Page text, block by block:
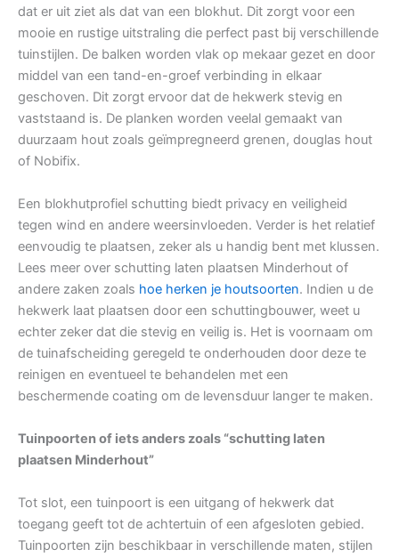
dat er uit ziet als dat van een blokhut. Dit zorgt voor een
mooie en rustige uitstraling die perfect past bij verschillende
tuinstijlen. De balken worden vlak op mekaar gezet en door
middel van een tand-en-groef verbinding in elkaar
geschoven. Dit zorgt ervoor dat de hekwerk stevig en
vaststaand is. De planken worden veelal gemaakt van
duurzaam hout zoals geïmpregneerd grenen, douglas hout
of Nobifix.
Een blokhutprofiel schutting biedt privacy en veiligheid
tegen wind en andere weersinvloeden. Verder is het relatief
eenvoudig te plaatsen, zeker als u handig bent met klussen.
Lees meer over schutting laten plaatsen Minderhout of
andere zaken zoals hoe herken je houtsoorten. Indien u de
hekwerk laat plaatsen door een schuttingbouwer, weet u
echter zeker dat die stevig en veilig is. Het is voornaam om
de tuinafscheiding geregeld te onderhouden door deze te
reinigen en eventueel te behandelen met een
beschermende coating om de levensduur langer te maken.
Tuinpoorten of iets anders zoals “schutting laten
plaatsen Minderhout”
Tot slot, een tuinpoort is een uitgang of hekwerk dat
toegang geeft tot de achtertuin of een afgesloten gebied.
Tuinpoorten zijn beschikbaar in verschillende maten, stijlen